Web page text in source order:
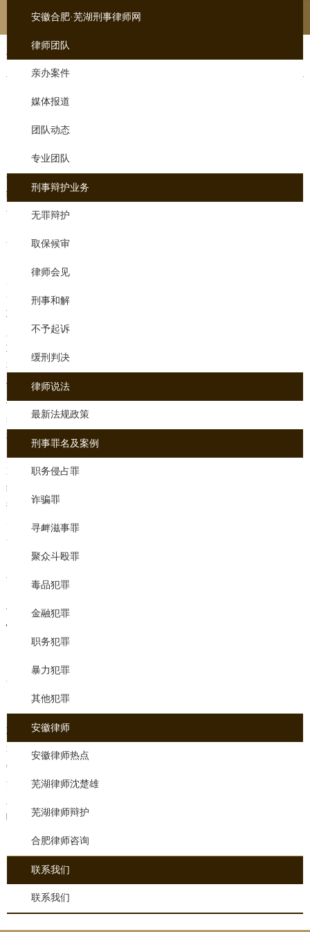
安徽合肥·芜湖刑事律师网
律师团队
亲办案件
媒体报道
团队动态
专业团队
刑事辩护业务
无罪辩护
取保候审
律师会见
刑事和解
不予起诉
缓刑判决
律师说法
最新法规政策
刑事罪名及案例
职务侵占罪
诈骗罪
寻衅滋事罪
聚众斗殴罪
毒品犯罪
金融犯罪
职务犯罪
暴力犯罪
其他犯罪
安徽律师
安徽律师热点
芜湖律师沈楚雄
芜湖律师辩护
合肥律师咨询
联系我们
联系我们
芜湖律师辩护
在现实生活中，传销案件很多，传销是一种违法犯罪行为，传销的组
织者、领导经常骗取大量的财产，传销构成犯罪要追究刑事责任，那
么传销股东会股东与量刑无关？以下内容由网站编辑，供读者回答相
方可执业，按照工作性质划分，律师可分为专职律师与兼职律师，按
服务对象和工作身份，分为社会律师、公司律师和公职律师。律师业
务主要分为诉讼业务与非诉讼业务。芜湖辩护律师是指通过国家法律
职业资格考试并依法取得律师执业证书，接受委托或者指定，为当事
人提供法律服务的执业人员。律师的性质就是为社会提供法律服务为
职业的法律服务工作者。芜湖刑事律师是指接受委托或者指定，为当
事人提供从事诉讼代理或者辩护业务等法律服务的人员。
传销股东有关其与量刑分红
根据我国对传销犯罪的司法解释，如果传销行为的股东获得分红，如
果分红是通过传销行为获得的，分红数额对量刑有影响。
相关法律规定
第三，"欺骗性质"的识别
组织者、领导者进行传销活动的，应当使用捏造、歪曲的国家政策，
捏造、夸大经营、投资、服务项目和利润前景，隐瞒报酬、退款的真
实来源或者采取其他欺诈手段，以传销活动参与者的费用、货物、服
务的采购费用或者刑法第二百二十四条规定的费用非法获取利润的行
为，视为欺诈财产。 参与传销活动的人是否相信自己受骗，并不影响
对财产骗取行为的认定。
四、认定“情节严重”
依照本意见第一条第一款的规定，传销组织的组织者、领导人有下列
情形之一的，视为有刑法第二百二十四条之二规定的情节严重:
（一）有一百二十多人参加组织和领导的市场营销活动；
250万元以上;
（三）因组织或领导金字塔销售活动而受到刑事处罚，或者因内部原
因被组织一年的，已受到行政处罚，用于领导金字塔销售活动，直接
或间接地开发参与金字塔销售活动的60多人；
造成传销活动参与者精神失常或自杀等严重后果的;
(5)造成其他严重后果或不利的社会影响。
知识是超过小编的相关回答法律问题，根据犯罪传销的司法解释的规
响制造。谁需要法律援助，法律咨询欢迎光临本站读者。
上一篇：他因篡改交通设备而面临多少年刑期